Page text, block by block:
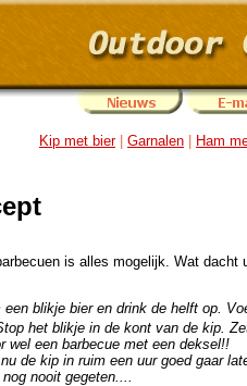
Kip met bier Garnalen Ham
is alles mogelijk. Wat dacht
een blikje bier en drink de helft op.
het blikje in de kont van de kip.
wel een barbecue met een deksel!!
de kip in ruim een uur goed gaar
nooit gegeten....